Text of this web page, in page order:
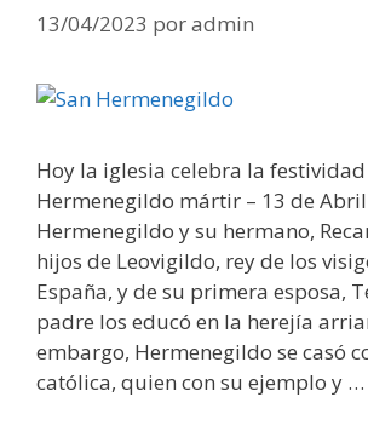
13/04/2023 poradmin
Hoy la iglesia celebra la festividad
Hermenegildo mártir – 13 de Abril
Hermenegildo y su hermano,
hijos de Leovigildo, rey de los
España, y de su primera esposa,
padre los educó en la herejía
embargo, Hermenegildo se casó
católica, quien con su ejemplo y …